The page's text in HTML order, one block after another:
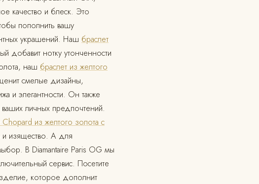
качество и блеск. Это
пополнить вашу
украшений. Наш браслет
добавит нотку утонченности
наш браслет из желтого
смелые дизайны,
и элегантности. Он также
личных предпочтений.
из желтого золота с
и изящество. А для
В Diamantaire Paris OG мы
сервис. Посетите
которое дополнит